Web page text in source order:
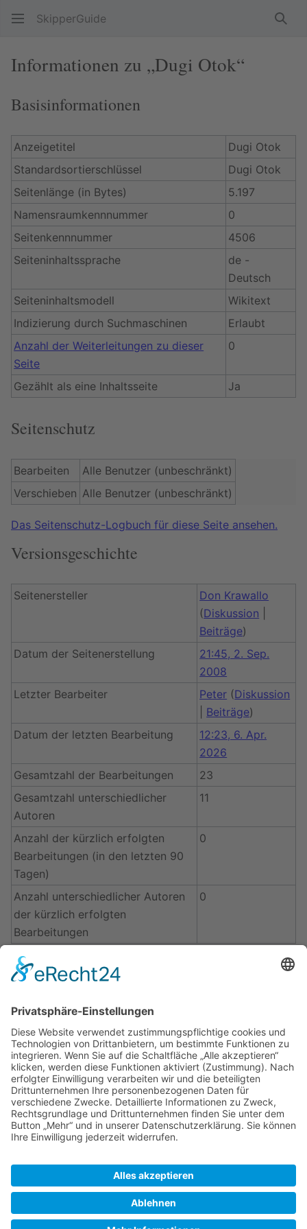
SkipperGuide
Informationen zu „Dugi Otok“
Basisinformationen
Anzeigetitel
Dugi Otok
Standardsortierschlüssel
Dugi Otok
Seitenlänge (in Bytes)
5.197
Namensraumkennnummer
0
Seitenkennnummer
4506
Seiteninhaltssprache
de -
Deutsch
Seiteninhaltsmodell
Wikitext
Indizierung durch Suchmaschinen
Erlaubt
Anzahl der Weiterleitungen zu dieser
Seite
0
Gezählt als eine Inhaltsseite Ja
Seitenschutz
Bearbeiten
Alle Benutzer (unbeschränkt)
Verschieben Alle Benutzer (unbeschränkt)
Das Seitenschutz-Logbuch für diese Seite ansehen.
Versionsgeschichte
Seitenersteller
Don Krawallo
(Diskussion
Beiträge)
Datum der Seitenerstellung
21:45, 2. Sep.
2008
Letzter Bearbeiter
Peter (Diskussion
Beiträge)
Datum der letzten Bearbeitung
12:23, 6. Apr.
2026
Gesamtzahl der Bearbeitungen
23
Gesamtzahl unterschiedlicher
Autoren
11
Anzahl der kürzlich erfolgten
Bearbeitungen (in den letzten 90
Tagen)
0
Anzahl unterschiedlicher Autoren
der kürzlich erfolgten
Bearbeitungen
0
Seiteneigenschaften
Magisches Wort (1)
__INHALTSVERZEICHNIS__
Eingebundene
Vorlagen (3)
Vorlage:Koordinate(Quelltext
anzeigen)
Vorlage:Navigation(Quelltext
anzeigen)
Vorlage:TOCright(Quelltext
anzeigen
SkipperGuide